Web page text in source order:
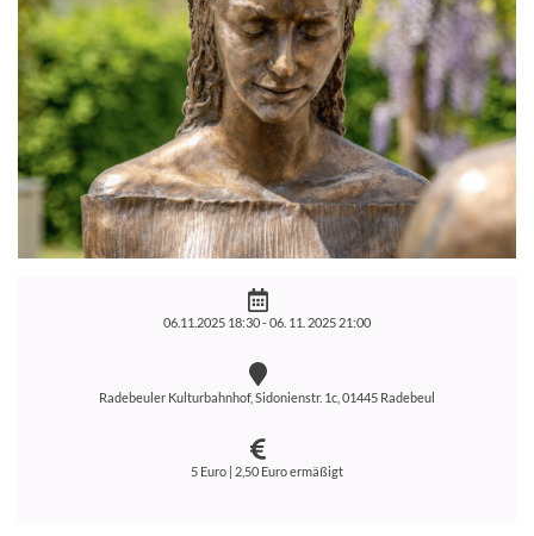
06.11.2025 18:30 -06. 11. 2025 21:00
Radebeuler Kulturbahnhof, Sidonienstr. 1c, 01445 Radebeul
5 Euro | 2,50 Euro ermäßigt